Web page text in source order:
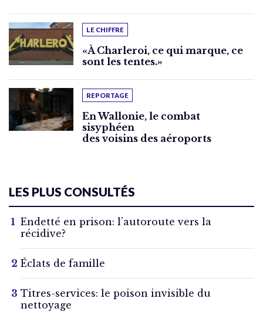
LE CHIFFRE
«À Charleroi, ce qui marque, ce
sont les tentes.»
REPORTAGE
En Wallonie, le combat
sisyphéen
des voisins des aéroports
LES PLUS CONSULTÉS
Endetté en prison: l’autoroute vers la
récidive?
Éclats de famille
Titres-services: le poison invisible du
nettoyage